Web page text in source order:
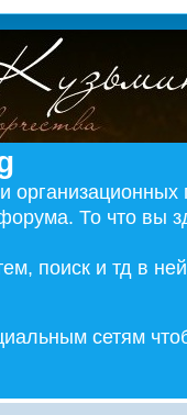
То что вы
поиск и тд в
сетям